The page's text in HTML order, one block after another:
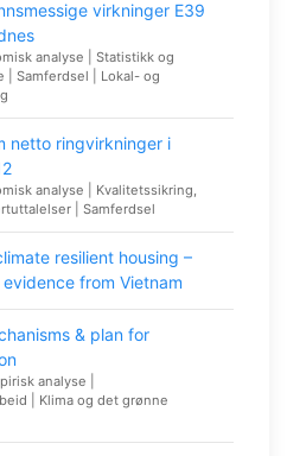
virkninger E39
analyse | Statistikk og
| Samferdsel | Lokal- og
netto ringvirkninger i
analyse | Kvalitetssikring,
| Samferdsel
resilient housing –
from Vietnam
& plan for
analyse |
| Klima og det grønne